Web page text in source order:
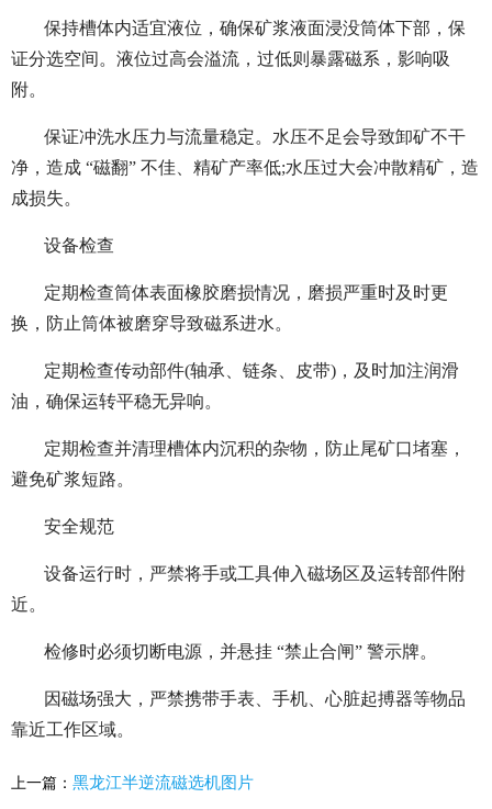
保持槽体内适宜液位，确保矿浆液面浸没筒体下部，保
证分选空间。液位过高会溢流，过低则暴露磁系，影响吸
附。
保证冲洗水压力与流量稳定。水压不足会导致卸矿不干
净，造成 “磁翻” 不佳、精矿产率低;水压过大会冲散精矿，造
成损失。
设备检查
定期检查筒体表面橡胶磨损情况，磨损严重时及时更
换，防止筒体被磨穿导致磁系进水。
定期检查传动部件(轴承、链条、皮带)，及时加注润滑
油，确保运转平稳无异响。
定期检查并清理槽体内沉积的杂物，防止尾矿口堵塞，
避免矿浆短路。
安全规范
设备运行时，严禁将手或工具伸入磁场区及运转部件附
近。
检修时必须切断电源，并悬挂 “禁止合闸” 警示牌。
因磁场强大，严禁携带手表、手机、心脏起搏器等物品
靠近工作区域。
上一篇： 黑龙江半逆流磁选机图片